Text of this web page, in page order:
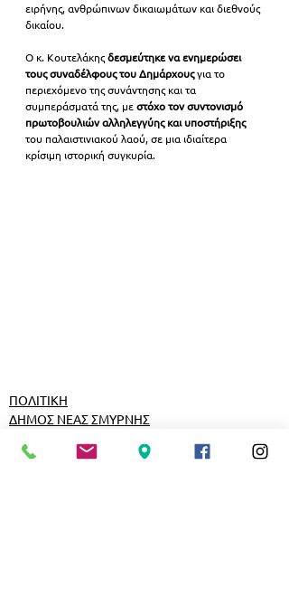
ειρήνης, ανθρώπινων δικαιωμάτων και διεθνούς
δικαίου.
Ο κ. Κουτελάκης δεσμεύτηκε να ενημερώσει
τους συναδέλφους του Δημάρχους για το
περιεχόμενο της συνάντησης και τα
συμπεράσματά της, με στόχο τον συντονισμό
πρωτοβουλιών αλληλεγγύης και υποστήριξης
του παλαιστινιακού λαού, σε μια ιδιαίτερα
κρίσιμη ιστορική συγκυρία.
ΠΟΛΙΤΙΚΗ
ΔΗΜΟΣ ΝΕΑΣ ΣΜΥΡΝΗΣ